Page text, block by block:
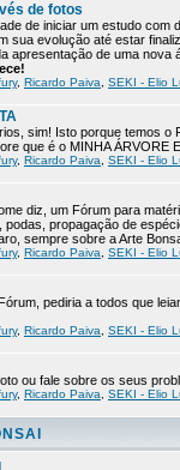
de fotos
de iniciar um estudo com
sua evolução até estar
apresentação de uma
, Ricardo Paiva
SEKI - Elio
sim! Isto porque temos
que é o MINHA ÁRVORE
, Ricardo Paiva
SEKI - Elio
diz, um Fórum para
propagação de
sempre sobre a Arte
, Ricardo Paiva
SEKI - Elio
pediria a todos que
, Ricardo Paiva
SEKI - Elio
ou fale sobre os seus
, Ricardo Paiva
SEKI - Elio